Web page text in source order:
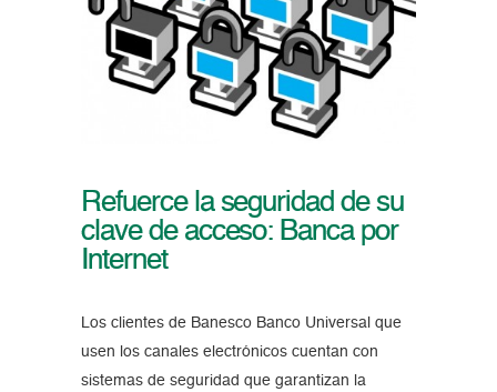
Refuerce la seguridad de su
clave de acceso: Banca por
Internet
Los clientes de Banesco Banco Universal que
usen los canales electrónicos cuentan con
sistemas de seguridad que garantizan la